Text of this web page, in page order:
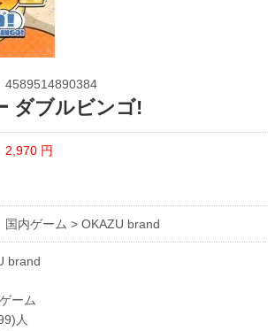
4589514890384
ダブルビンゴ!
2,970 円
国内ゲーム > OKAZU brand
brand
ーム
人